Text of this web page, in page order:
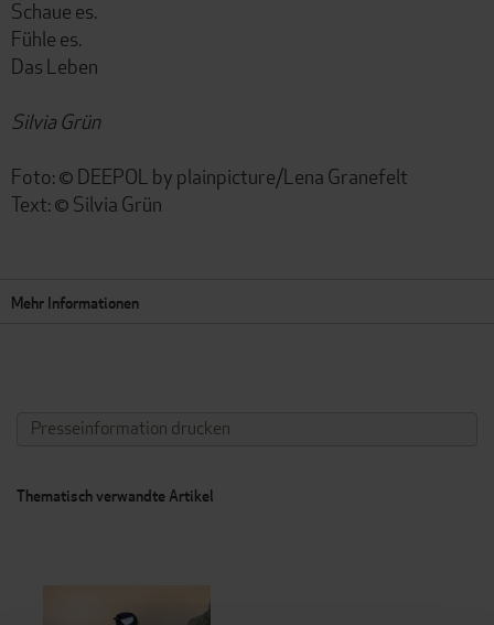
Schaue es.
Fühle es.
Das Leben
Silvia Grün
Foto: © DEEPOL by plainpicture/Lena Granefelt
Text: © Silvia Grün
Mehr Informationen
Presseinformation drucken
Thematisch verwandte Artikel